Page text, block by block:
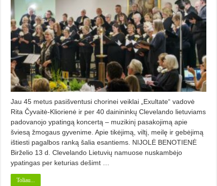
Jau 45 metus pasišventusi chorinei veiklai „Exultate“ vadovė
Rita Čyvaitė-Kliorienė ir per 40 dainininkų Clevelando lietuviams
padovanojo ypatingą koncertą – muzikinį pasakojimą apie
šviesą žmogaus gyvenime. Apie tikėjimą, viltį, meilę ir gebėjimą
ištiesti pagalbos ranką šalia esantiems. NIJOLĖ BENOTIENĖ
Birželio 13 d. Clevelando Lietuvių namuose nuskambėjo
ypatingas per keturias dešimt …
Toliau...